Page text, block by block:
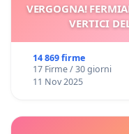
VERGOGNA!
VERTICI
14 869 firme
17 Firme / 30 giorni
11 Nov 2025